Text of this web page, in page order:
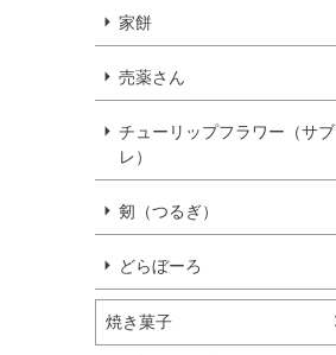
家餅
売薬さん
チューリップフラワー（サブ
レ）
剱（つるぎ）
どらぼーろ
焼き菓子